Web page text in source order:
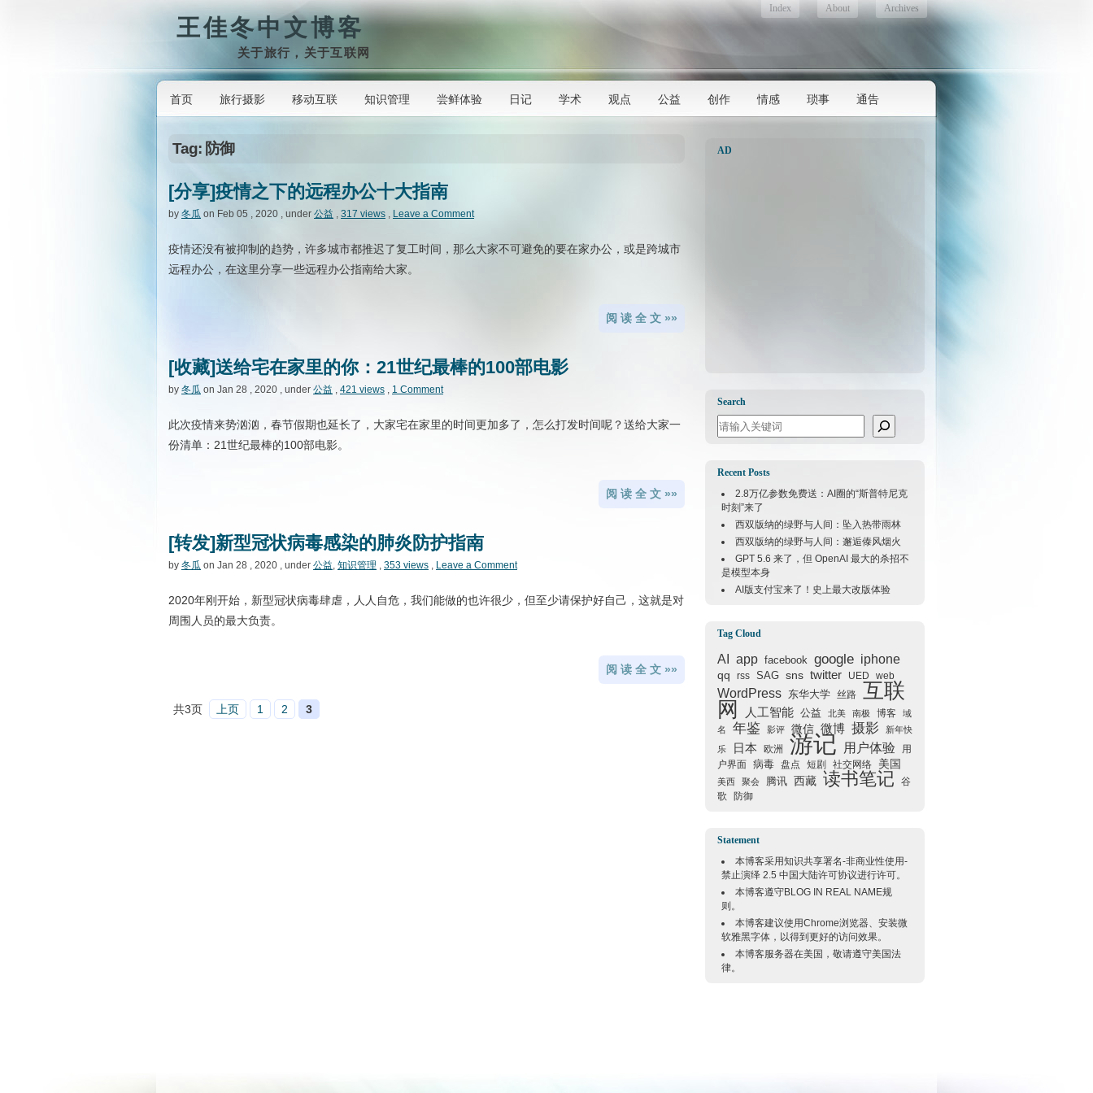
王佳冬中文博客
关于旅行，关于互联网
Index About Archives
首页 旅行摄影 移动互联 知识管理 尝鲜体验 日记 学术 观点 公益 创作 情感 琐事 通告
Tag: 防御
[分享]疫情之下的远程办公十大指南
by 冬瓜 on Feb 05 , 2020 , under 公益 , 317 views , Leave a Comment
疫情还没有被抑制的趋势，许多城市都推迟了复工时间，那么大家不可避免的要在家办公，或是跨城市
远程办公，在这里分享一些远程办公指南给大家。
阅 读 全 文 »»
[收藏]送给宅在家里的你：21世纪最棒的100部电影
by 冬瓜 on Jan 28 , 2020 , under 公益 , 421 views , 1 Comment
此次疫情来势汹汹，春节假期也延长了，大家宅在家里的时间更加多了，怎么打发时间呢？送给大家一
份清单：21世纪最棒的100部电影。
阅 读 全 文 »»
[转发]新型冠状病毒感染的肺炎防护指南
by 冬瓜 on Jan 28 , 2020 , under 公益, 知识管理 , 353 views , Leave a Comment
2020年刚开始，新型冠状病毒肆虐，人人自危，我们能做的也许很少，但至少请保护好自己，这就是对
周围人员的最大负责。
阅 读 全 文 »»
共3页 上页 1 2 3
AD
Search
Search
Recent Posts
2.8万亿参数免费送：AI圈的“斯普特尼克
时刻”来了
西双版纳的绿野与人间：坠入热带雨林
西双版纳的绿野与人间：邂逅傣风烟火
GPT 5.6 来了，但 OpenAI 最大的杀招不
是模型本身
AI版支付宝来了！史上最大改版体验
Tag Cloud
AI app facebook google iphone
qq rss SAG sns twitter UED web
WordPress 东华大学 丝路 互联
网
人工智能 公益 北美 南极 博客
域
名
年鉴 影评 微信 微博 摄影
新年快
乐
日本 欧洲 游记 用户体验
用
户界面
病毒 盘点 短剧 社交网络 美国
美西 聚会 腾讯 西藏 读书笔记
谷
歌
防御
Statement
本博客采用知识共享署名-非商业性使用-
禁止演绎 2.5 中国大陆许可协议进行许可。
本博客遵守BLOG IN REAL NAME规
则。
本博客建议使用Chrome浏览器、安装微
软雅黑字体，以得到更好的访问效果。
本博客服务器在美国 ，敬请遵守美国法
律。